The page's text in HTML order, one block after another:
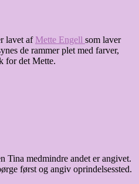
lavet af Mette Engell som laver
de rammer plet med farver,
for det Mette.
Tina medmindre andet er angivet.
først og angiv oprindelsessted.